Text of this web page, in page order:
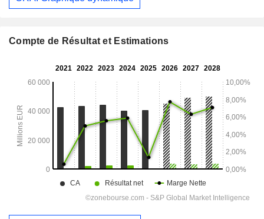
Compte de Résultat et Estimations